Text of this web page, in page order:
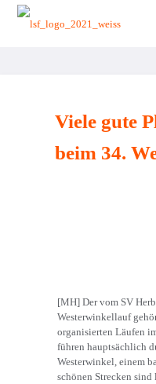
Viele gute
beim 34.
[MH] Der vom SV
Westerwinkellauf
organisierten Läufen
führen hauptsächlich
Westerwinkel, einem
schönen Strecken